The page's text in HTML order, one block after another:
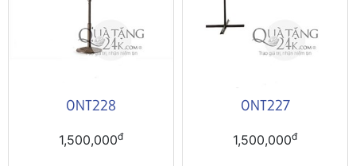
ONT228
1,500,000đ
ONT227
1,500,000đ